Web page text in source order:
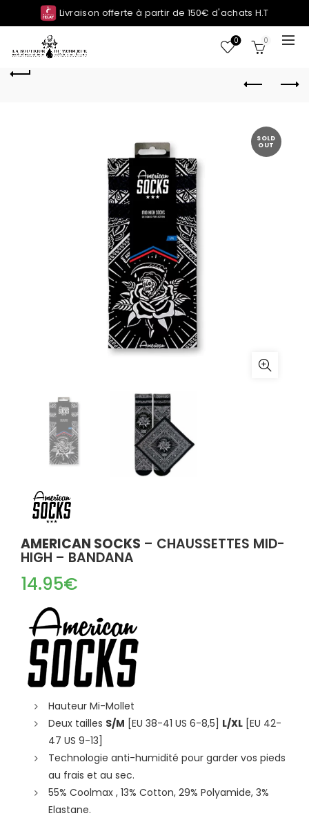
Livraison offerte à partir de 150€ d'achats H.T
0 0
SOLD
OUT
AMERICAN SOCKS – CHAUSSETTES MID-
HIGH – BANDANA
14.95€
Hauteur Mi-Mollet
Deux tailles S/M [EU 38-41 US 6-8,5] L/XL [EU 42-
47 US 9-13]
Technologie anti-humidité pour garder vos pieds
au frais et au sec.
55% Coolmax , 13% Cotton, 29% Polyamide, 3%
Elastane.